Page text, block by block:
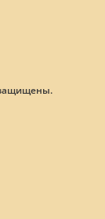
защищены.